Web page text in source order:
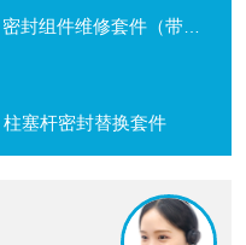
组件维修套件（带针头）
柱塞杆密封替换套件